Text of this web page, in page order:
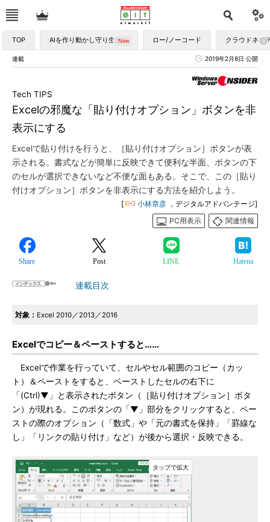
TOP AIを作り動かし守り生かす ロー/ノーコード クラウドネイ
連載 2019年2月8日 公開
Excelの邪魔な「貼り付けオプション」ボタンを非
表示にする
Tech TIPS
Excelで貼り付けを行うと、［貼り付けオプション］ボタンが表
示される。書式などが簡単に反映できて便利な半面、ボタンの下
のセルが選択できないなど不便な面もある。そこで、この［貼り
付けオプション］ボタンを非表示にする方法を紹介しよう。
[ 小林章彦 ，デジタルアドバンテージ]
PC用表示
関連情報
Share Post LINE Hatena
連載目次
対象： Excel 2010／2013／2016
Excelでコピー＆ペーストすると……
Excelで作業を行っていて、セルやセル範囲のコピー（カッ
ト）＆ペーストをすると、ペーストしたセルの右下に
「(Ctrl)▼」と表示されたボタン（［貼り付けオプション］ボタ
ン）が現れる。このボタンの「▼」部分をクリックすると、ペー
ストの際のオプション（「数式」や「元の書式を保持」「罫線な
し」「リンクの貼り付け」など）が後から選択・反映できる。